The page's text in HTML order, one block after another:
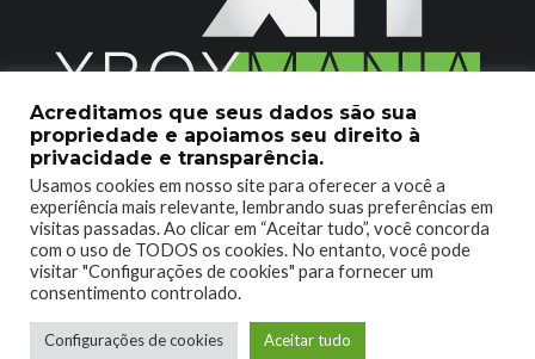
2020 © Xboxmania. Todos os Direitos Reservados.
SOBRE O XBOX MANIA CONTATO
ENCONTROU UM PROBLEMA?
Acreditamos que seus dados são sua
propriedade e apoiamos seu direito à
privacidade e transparência.
Usamos cookies em nosso site para oferecer a você a
experiência mais relevante, lembrando suas preferências em
visitas passadas. Ao clicar em “Aceitar tudo”, você concorda
com o uso de TODOS os cookies. No entanto, você pode
visitar "Configurações de cookies" para fornecer um
consentimento controlado.
Configurações de cookies Aceitar tudo